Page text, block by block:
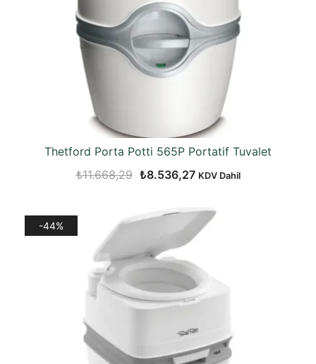
Thetford Porta Potti 565P Portatif Tuvalet
₺11.668,29 Orijinal
₺11.668,29.
₺8.536,27Şu
fiyat:
₺8.536,27.
KDV Dahil
-44%